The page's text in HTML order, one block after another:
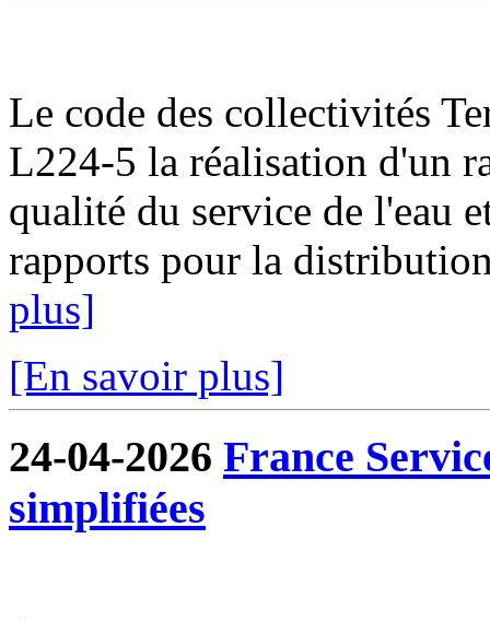
Le code des collectivités
L224-5 la réalisation d'un
qualité du service de l'eau
rapports pour la
plus]
[En savoir plus]
24-04-2026 France
simplifiées